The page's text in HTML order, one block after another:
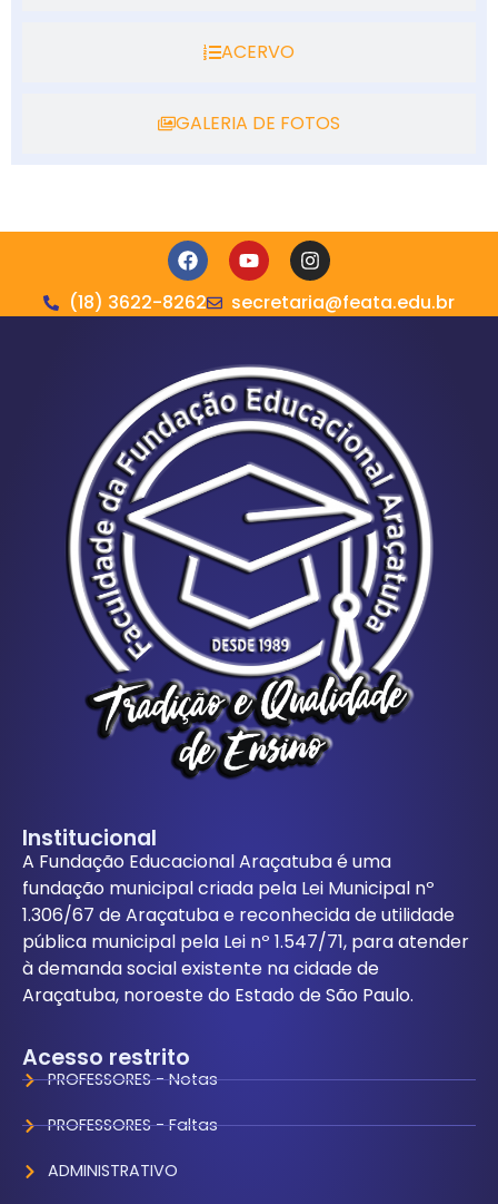
ACERVO
GALERIA DE FOTOS
(18) 3622-8262 secretaria@feata.edu.br
Institucional
A Fundação Educacional Araçatuba é uma
fundação municipal criada pela Lei Municipal nº
1.306/67 de Araçatuba e reconhecida de utilidade
pública municipal pela Lei nº 1.547/71, para atender
à demanda social existente na cidade de
Araçatuba, noroeste do Estado de São Paulo.
Acesso restrito
PROFESSORES - Notas
PROFESSORES - Faltas
ADMINISTRATIVO